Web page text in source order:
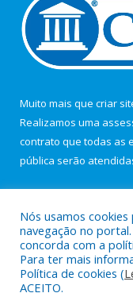
Muito mais que criar
Realizamos uma
contrato que todas as
pública serão
Todos os direitos
Nós usamos
navegação no
concorda com a
Para ter mais
Política de cookies (
ACEITO.